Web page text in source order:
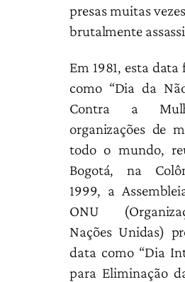
presas muitas
brutalmente
Em 1981, esta
como “Dia da
Contra a
organizações de
todo o mundo,
Bogotá, na
1999, a
ONU
Nações Unidas)
data como “Dia
para Eliminação